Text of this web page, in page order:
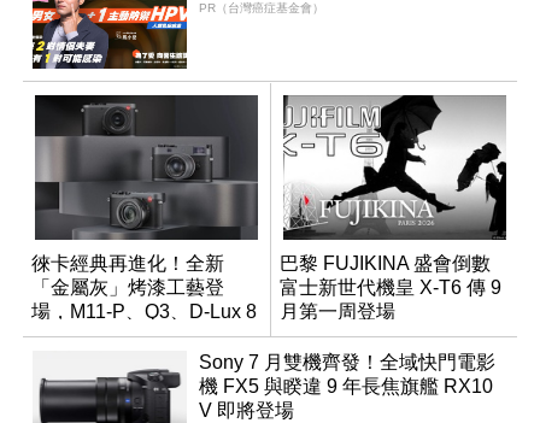
PR（台灣癌症基金會）
徠卡經典再進化！全新
「金屬灰」烤漆工藝登
場，M11-P、Q3、D-Lux 8
領銜換裝
巴黎 FUJIKINA 盛會倒數
富士新世代機皇 X-T6 傳 9
月第一周登場
Sony 7 月雙機齊發！全域快門電影
機 FX5 與睽違 9 年長焦旗艦 RX10
V 即將登場